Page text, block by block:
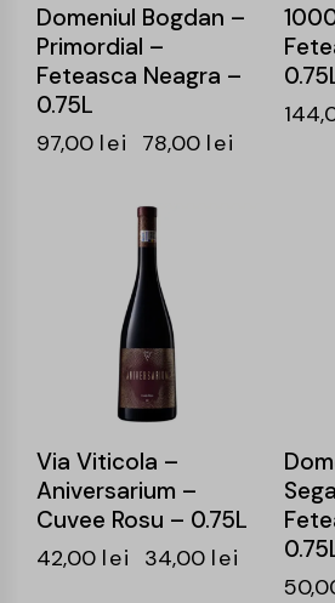
Domeniul Bogdan –
Primordial –
Feteasca Neagra –
0.75L
97,00 lei 78,00 lei
Via Viticola –
Aniversarium –
Cuvee Rosu – 0.75L
42,00 lei 34,00 lei